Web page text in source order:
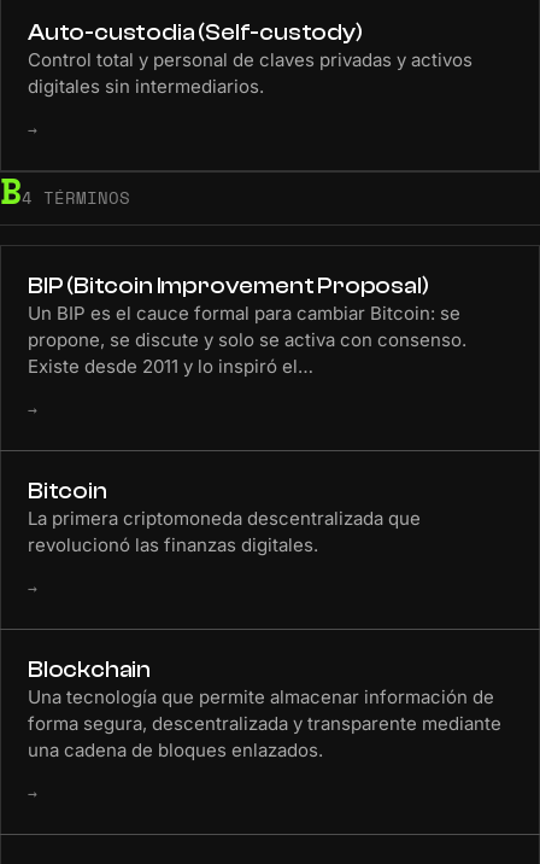
Auto-custodia (Self-custody)
Control total y personal de claves privadas y activos
digitales sin intermediarios.
→
B4 TÉRMINOS
BIP (Bitcoin Improvement Proposal)
Un BIP es el cauce formal para cambiar Bitcoin: se
propone, se discute y solo se activa con consenso.
Existe desde 2011 y lo inspiró el…
→
Bitcoin
La primera criptomoneda descentralizada que
revolucionó las finanzas digitales.
→
Blockchain
Una tecnología que permite almacenar información de
forma segura, descentralizada y transparente mediante
una cadena de bloques enlazados.
→